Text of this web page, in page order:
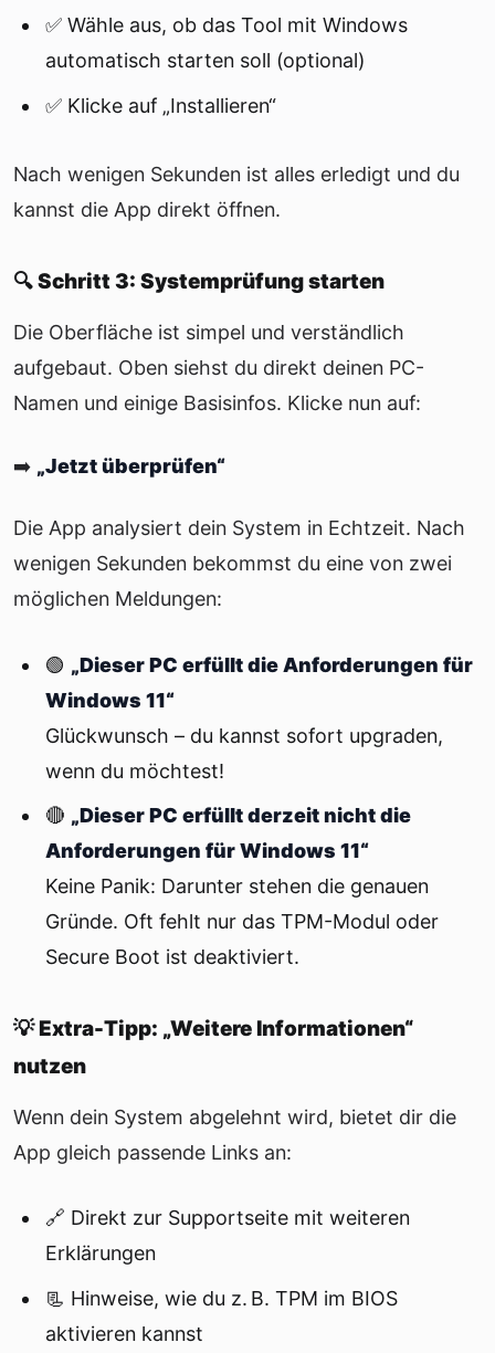
✅ Wähle aus, ob das Tool mit Windows
automatisch starten soll (optional)
✅ Klicke auf „Installieren“
Nach wenigen Sekunden ist alles erledigt und du
kannst die App direkt öffnen.
🔍 Schritt 3: Systemprüfung starten
Die Oberfläche ist simpel und verständlich
aufgebaut. Oben siehst du direkt deinen PC-
Namen und einige Basisinfos. Klicke nun auf:
➡️ „Jetzt überprüfen“
Die App analysiert dein System in Echtzeit. Nach
wenigen Sekunden bekommst du eine von zwei
möglichen Meldungen:
🟢 „Dieser PC erfüllt die Anforderungen für
Windows 11“
Glückwunsch – du kannst sofort upgraden,
wenn du möchtest!
🔴 „Dieser PC erfüllt derzeit nicht die
Anforderungen für Windows 11“
Keine Panik: Darunter stehen die genauen
Gründe. Oft fehlt nur das TPM-Modul oder
Secure Boot ist deaktiviert.
💡 Extra-Tipp: „Weitere Informationen“
nutzen
Wenn dein System abgelehnt wird, bietet dir die
App gleich passende Links an:
🔗 Direkt zur Supportseite mit weiteren
Erklärungen
📃 Hinweise, wie du z. B. TPM im BIOS
aktivieren kannst